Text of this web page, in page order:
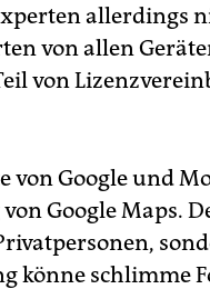
allerdings
von allen
von
von Google und
Google Maps.
könne schlimme